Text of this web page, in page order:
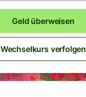
Geld überweisen
Wechselkurs verfolgen